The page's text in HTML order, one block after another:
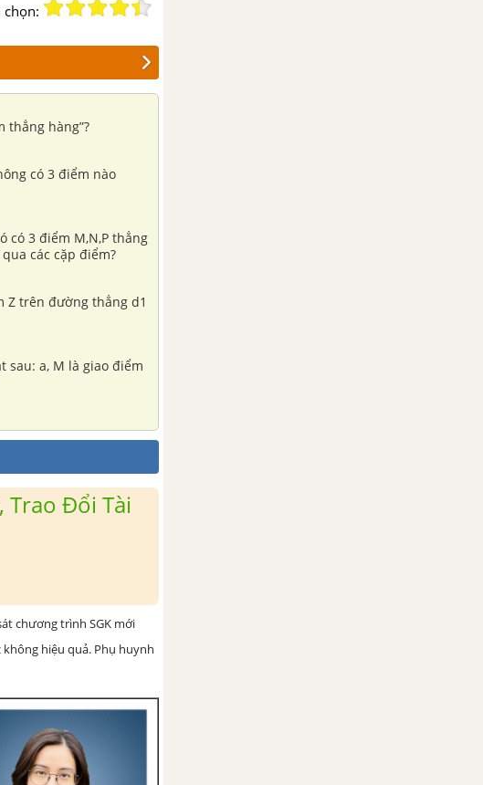
chọn:
thẳng hàng”?
có 3 điểm nào
có 3 điểm M,N,P thẳng
các cặp điểm?
Z trên đường thẳng d1
sau: a, M là giao điểm
Trao Đổi Tài
chương trình SGK mới
hiệu quả. Phụ huynh